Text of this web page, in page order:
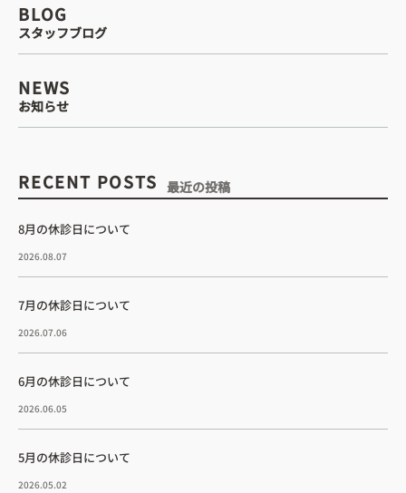
電話予約はこちら
BLOG
スタッフブログ
NEWS
お知らせ
RECENT POSTS 最近の投稿
8月の休診日について
2026.08.07
7月の休診日について
2026.07.06
6月の休診日について
2026.06.05
5月の休診日について
2026.05.02